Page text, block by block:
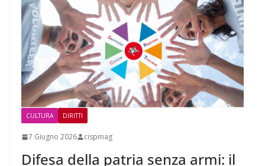
CULTURA DIRITTI
7 Giugno 2026 cispmag
Difesa della patria senza armi: il